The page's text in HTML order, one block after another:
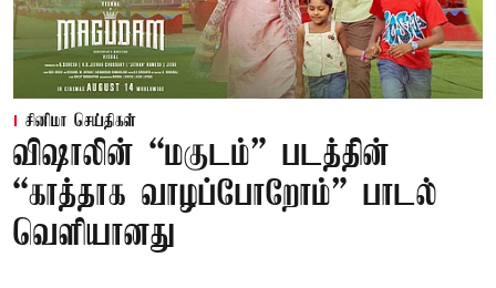
சினிமா செய்திகள்
விஷாலின் “மகுடம்” படத்தின்
“காத்தாக வாழப்போறோம்” பாடல்
வெளியானது